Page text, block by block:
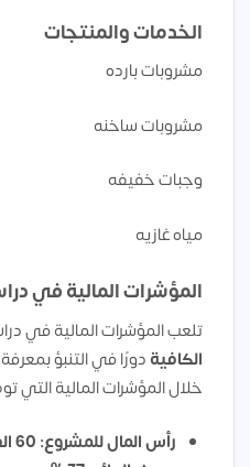
الخدمات والمنتجات
مشروبات بارده
مشروبات ساخنه
وجبات خفيفه
مياه غازيه
المؤشرات المالية في
تلعب المؤشرات المالية في
الكافية دورًا في التنبؤ
خلال المؤشرات المالية التي
رأس المال للمشروع: 60 الف دولار